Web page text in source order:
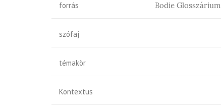
forrás Bodie Glosszárium
szófaj
témakör
Kontextus